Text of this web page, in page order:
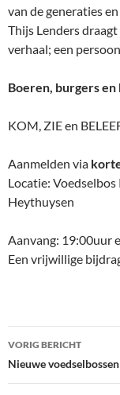
van de generaties
Thijs Lenders
verhaal; een
Boeren, burgers
KOM, ZIE en
Aanmelden via
Locatie:
Heythuysen
Aanvang: 19:00uur
Een vrijwillige
Bericht
navigatie
VORIG BERICHT
Nieuwe